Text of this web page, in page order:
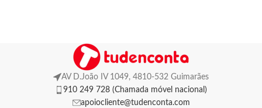
AV D.João IV 1049, 4810-532 Guimarães
910 249 728 (Chamada móvel nacional)
apoiocliente@tudenconta.com